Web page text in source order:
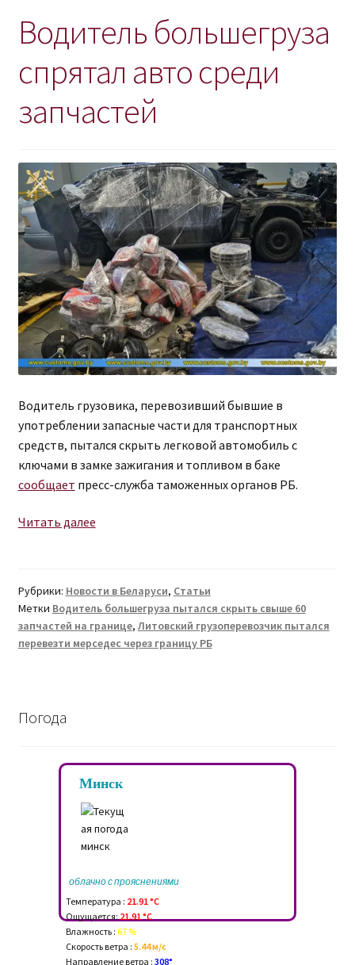
Водитель большегруза
спрятал авто среди
запчастей
Водитель грузовика, перевозивший бывшие в
употреблении запасные части для транспортных
средств, пытался скрыть легковой автомобиль с
ключами в замке зажигания и топливом в баке
сообщает пресс-служба таможенных органов РБ.
Читать далееВодитель
среди
запчастей
Рубрики: Новости в Беларуси, Статьи
Метки Водитель большегруза пытался скрыть свыше 60
запчастей на границе,Литовский грузоперевозчик пытался
перевезти мерседес через границу РБ
Погода
Минск
облачно с прояснениями
Температура : 21.91 °C
Ощущается:21.91 °C
Влажность : 67 %
Скорость ветра : 5.44 м/c
Направление ветра : 308°